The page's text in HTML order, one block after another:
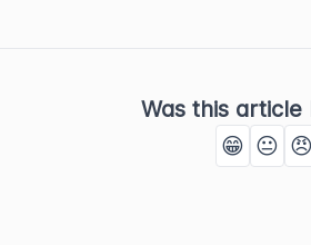
Was this article
😁 😐 😠